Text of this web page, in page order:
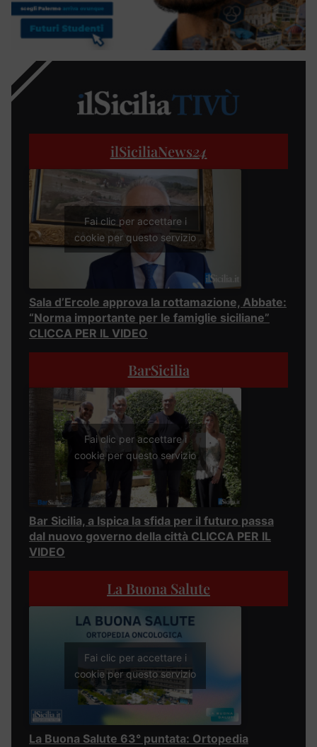
ilSiciliaNews24
Fai clic per accettare i
cookie per questo servizio
Sala d’Ercole approva la rottamazione, Abbate:
“Norma importante per le famiglie siciliane”
CLICCA PER IL VIDEO
BarSicilia
Fai clic per accettare i
cookie per questo servizio
Bar Sicilia, a Ispica la sfida per il futuro passa
dal nuovo governo della città CLICCA PER IL
VIDEO
La Buona Salute
Fai clic per accettare i
cookie per questo servizio
La Buona Salute 63° puntata: Ortopedia